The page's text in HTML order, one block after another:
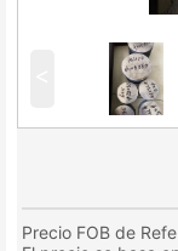
Precio FOB de